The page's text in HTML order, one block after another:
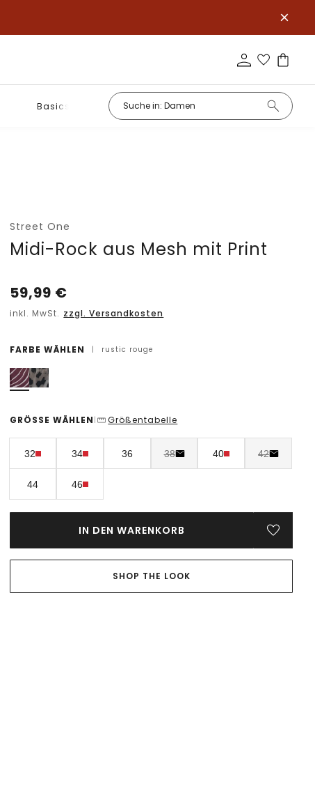
Basics
Street One
Midi-Rock aus Mesh mit Print
59,99 €
inkl. MwSt. zzgl. Versandkosten
FARBE WÄHLEN | rustic rouge
GRÖSSE WÄHLEN | Größentabelle
32 34 36 38 40 42
44 46
IN DEN WARENKORB
SHOP THE LOOK